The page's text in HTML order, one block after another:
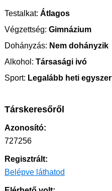
Testalkat: Átlagos
Végzettség: Gimnázium
Dohányzás: Nem dohányzik
Alkohol: Társasági ivó
Sport: Legalább heti egyszer
Társkeresőről
Azonosító:
727256
Regisztrált:
Belépve láthatod